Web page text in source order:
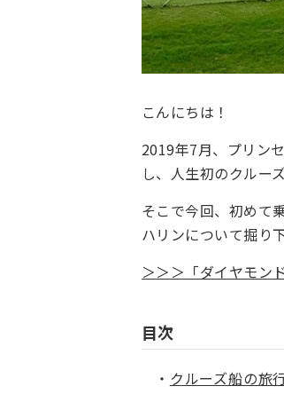
こんにちは！
2019年7月、 プリン
し、人生初のクルー
そこで今回、初めて
ハリンについて掘り
＞＞＞「ダイヤモン
目次
クルーズ船の旅